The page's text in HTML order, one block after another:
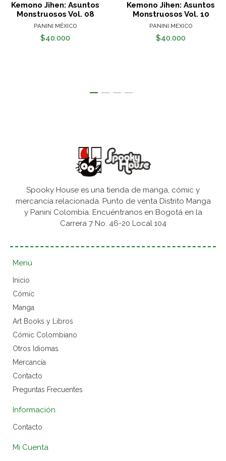
Kemono Jihen: Asuntos
Monstruosos Vol. 08
PANINI MÉXICO
$40.000
Kemono Jihen: Asuntos
Monstruosos Vol. 10
PANINI MEXICO
$40.000
Spooky House es una tienda de manga, cómic y
mercancía relacionada. Punto de venta Distrito Manga
y Panini Colombia. Encuéntranos en Bogotá en la
Carrera 7 No. 46-20 Local 104
Menú
Inicio
Cómic
Manga
Art Books y Libros
Cómic Colombiano
Otros Idiomas
Mercancía
Contacto
Preguntas Frecuentes
Información
Contacto
Mi Cuenta